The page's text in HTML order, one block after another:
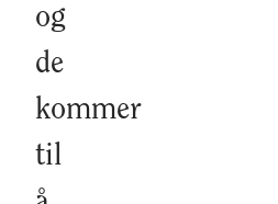
og
de
kommer
til